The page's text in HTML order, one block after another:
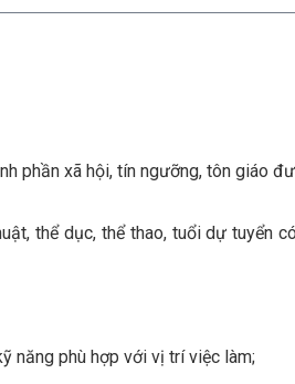
phần xã hội, tín ngưỡng, tôn giáo
thể dục, thể thao, tuổi dự tuyển
năng phù hợp với vị trí việc làm;